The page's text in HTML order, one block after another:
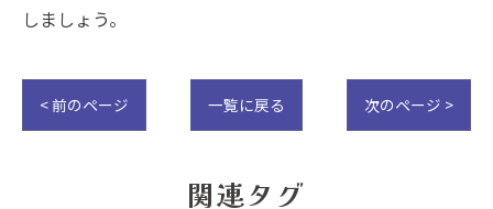
しましょう。
< 前のページ 一覧に戻る 次のページ >
関連タグ